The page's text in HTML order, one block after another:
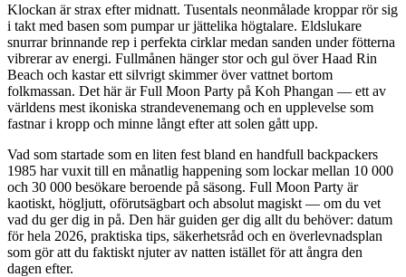
Klockan är strax efter midnatt. Tusentals neonmålade kroppar rör sig
i takt med basen som pumpar ur jättelika högtalare. Eldslukare
snurrar brinnande rep i perfekta cirklar medan sanden under fötterna
vibrerar av energi. Fullmånen hänger stor och gul över Haad Rin
Beach och kastar ett silvrigt skimmer över vattnet bortom
folkmassan. Det här är Full Moon Party på Koh Phangan — ett av
världens mest ikoniska strandevenemang och en upplevelse som
fastnar i kropp och minne långt efter att solen gått upp.
Vad som startade som en liten fest bland en handfull backpackers
1985 har vuxit till en månatlig happening som lockar mellan 10 000
och 30 000 besökare beroende på säsong. Full Moon Party är
kaotiskt, högljutt, oförutsägbart och absolut magiskt — om du vet
vad du ger dig in på. Den här guiden ger dig allt du behöver: datum
för hela 2026, praktiska tips, säkerhetsråd och en överlevnadsplan
som gör att du faktiskt njuter av natten istället för att ångra den
dagen efter.